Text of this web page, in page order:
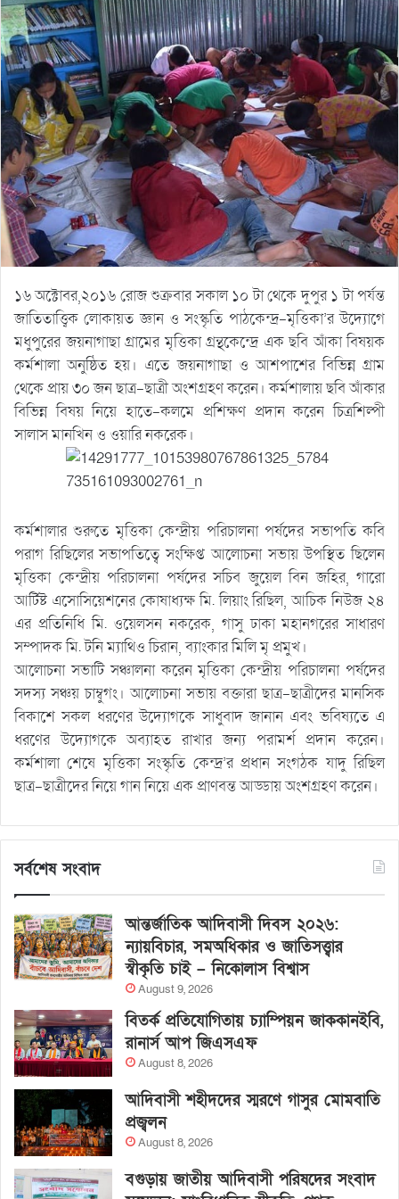
১৬ অক্টোবর,২০১৬ রোজ শুক্রবার সকাল ১০ টা থেকে দুপুর ১ টা পর্যন্ত
জাতিতাত্ত্বিক লোকায়ত জ্ঞান ও সংস্কৃতি পাঠকেন্দ্র-মৃত্তিকা’র উদ্যোগে
মধুপুরের জয়নাগাছা গ্রামের মৃত্তিকা গ্রন্থকেন্দ্রে এক ছবি আঁকা বিষয়ক
কর্মশালা অনুষ্ঠিত হয়। এতে জয়নাগাছা ও আশপাশের বিভিন্ন গ্রাম
থেকে প্রায় ৩০ জন ছাত্র-ছাত্রী অংশগ্রহণ করেন। কর্মশালায় ছবি আঁকার
বিভিন্ন বিষয় নিয়ে হাতে-কলমে প্রশিক্ষণ প্রদান করেন চিত্রশিল্পী
সালাস মানখিন ও ওয়ারি নকরেক।
কর্মশালার শুরুতে মৃত্তিকা কেন্দ্রীয় পরিচালনা পর্ষদের সভাপতি কবি
পরাগ রিছিলের সভাপতিত্বে সংক্ষিপ্ত আলোচনা সভায় উপস্থিত ছিলেন
মৃত্তিকা কেন্দ্রীয় পরিচালনা পর্ষদের সচিব জুয়েল বিন জহির, গারো
আর্টিষ্ট এসোসিয়েশনের কোষাধ্যক্ষ মি. লিয়াং রিছিল, আচিক নিউজ ২৪
এর প্রতিনিধি মি. ওয়েলসন নকরেক, গাসু ঢাকা মহানগরের সাধারণ
সম্পাদক মি. টনি ম্যাথিও চিরান, ব্যাংকার মিলি মৃ প্রমুখ।
আলোচনা সভাটি সঞ্চালনা করেন মৃত্তিকা কেন্দ্রীয় পরিচালনা পর্ষদের
সদস্য সঞ্চয় চাম্বুগং। আলোচনা সভায় বক্তারা ছাত্র-ছাত্রীদের মানসিক
বিকাশে সকল ধরণের উদ্যোগকে সাধুবাদ জানান এবং ভবিষ্যতে এ
ধরণের উদ্যোগকে অব্যাহত রাখার জন্য পরামর্শ প্রদান করেন।
কর্মশালা শেষে মৃত্তিকা সংস্কৃতি কেন্দ্র’র প্রধান সংগঠক যাদু রিছিল
ছাত্র-ছাত্রীদের নিয়ে গান নিয়ে এক প্রাণবন্ত আড্ডায় অংশগ্রহণ করেন।
সর্বশেষ সংবাদ
আন্তর্জাতিক আদিবাসী দিবস ২০২৬:
ন্যায়বিচার, সমঅধিকার ও জাতিসত্ত্বার
স্বীকৃতি চাই – নিকোলাস বিশ্বাস
August 9, 2026
বিতর্ক প্রতিযোগিতায় চ্যাম্পিয়ন জাককানইবি,
রানার্স আপ জিএসএফ
August 8, 2026
আদিবাসী শহীদদের স্মরণে গাসুর মোমবাতি
প্রজ্বলন
August 8, 2026
বগুড়ায় জাতীয় আদিবাসী পরিষদের সংবাদ